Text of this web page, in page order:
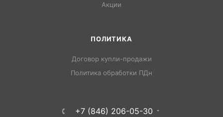
Акции
ПОЛИТИКА
Договор купли-продажи
Политика обработки ПДн
+7 (846) 206-05-30